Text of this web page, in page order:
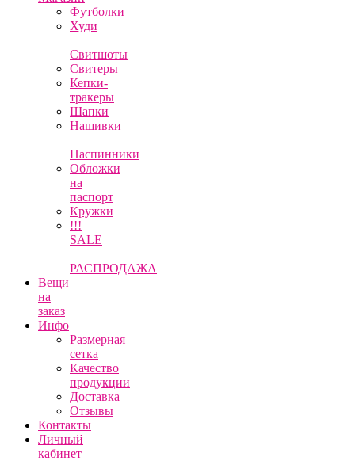
Футболки
Худи
|
Свитшоты
Свитеры
Кепки-
тракеры
Шапки
Нашивки
|
Наспинники
Обложки
на
паспорт
Кружки
!!!
SALE
|
РАСПРОДАЖА
Вещи
на
заказ
Инфо
Размерная
сетка
Качество
продукции
Доставка
Отзывы
Контакты
Личный
кабинет